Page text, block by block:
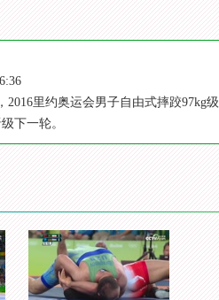
2016里约奥运会男子自由式摔跤
下一轮。